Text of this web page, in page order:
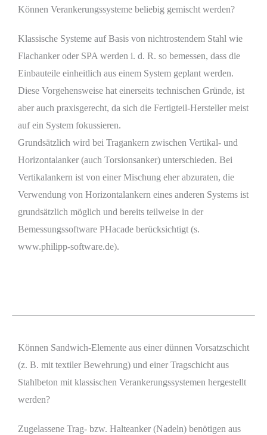
Können Verankerungssysteme beliebig gemischt werden?
Klassische Systeme auf Basis von nichtrostendem Stahl wie
Flachanker oder SPA werden i. d. R. so bemessen, dass die
Einbauteile einheitlich aus einem System geplant werden.
Diese Vorgehensweise hat einerseits technischen Gründe, ist
aber auch praxisgerecht, da sich die Fertigteil-Hersteller meist
auf ein System fokussieren.
Grundsätzlich wird bei Tragankern zwischen Vertikal- und
Horizontalanker (auch Torsionsanker) unterschieden. Bei
Vertikalankern ist von einer Mischung eher abzuraten, die
Verwendung von Horizontalankern eines anderen Systems ist
grundsätzlich möglich und bereits teilweise in der
Bemessungssoftware PHacade berücksichtigt (s.
www.philipp-software.de).
Können Sandwich-Elemente aus einer dünnen Vorsatzschicht
(z. B. mit textiler Bewehrung) und einer Tragschicht aus
Stahlbeton mit klassischen Verankerungssystemen hergestellt
werden?
Zugelassene Trag- bzw. Halteanker (Nadeln) benötigen aus